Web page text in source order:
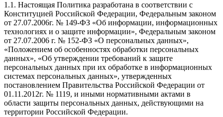
1.1. Настоящая Политика разработана в соответствии с
Конституцией Российской Федерации, Федеральным законом
от 27.07.2006г. № 149-ФЗ «Об информации, информационных
технологиях и о защите информации», Федеральным законом
от 27.07.2006 г. № 152-ФЗ «О персональных данных»,
«Положением об особенностях обработки персональных
данных», «Об утверждении требований к защите
персональных данных при их обработке в информационных
системах персональных данных», утвержденных
постановлением Правительства Российской Федерации от
01.11.2012г. № 1119, и иными нормативными актами в
области защиты персональных данных, действующими на
территории Российской Федерации.